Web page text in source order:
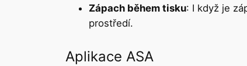
Zápach během tisku: I když je
prostředí.
Aplikace ASA